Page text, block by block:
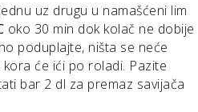
uz drugu u namašćeni lim
30 min dok kolač ne dobije
poduplajte, ništa se neće
će ići po roladi. Pazite
bar 2 dl za premaz savijača